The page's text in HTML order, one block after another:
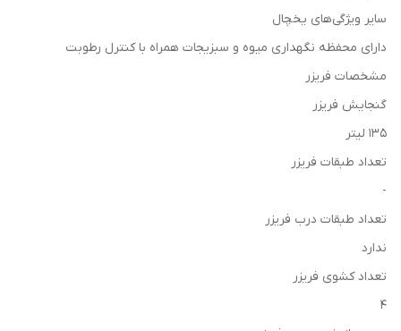
سایر ویژگی‌های یخچال
دارای محفظه نگهداری میوه و سبزیجات همراه با کنترل رطوبت
مشخصات فریزر
گنجایش فریزر
۱۳۵ لیتر
تعداد طبقات فریزر
-
تعداد طبقات درب فریزر
ندارد
تعداد کشوی فریزر
۴